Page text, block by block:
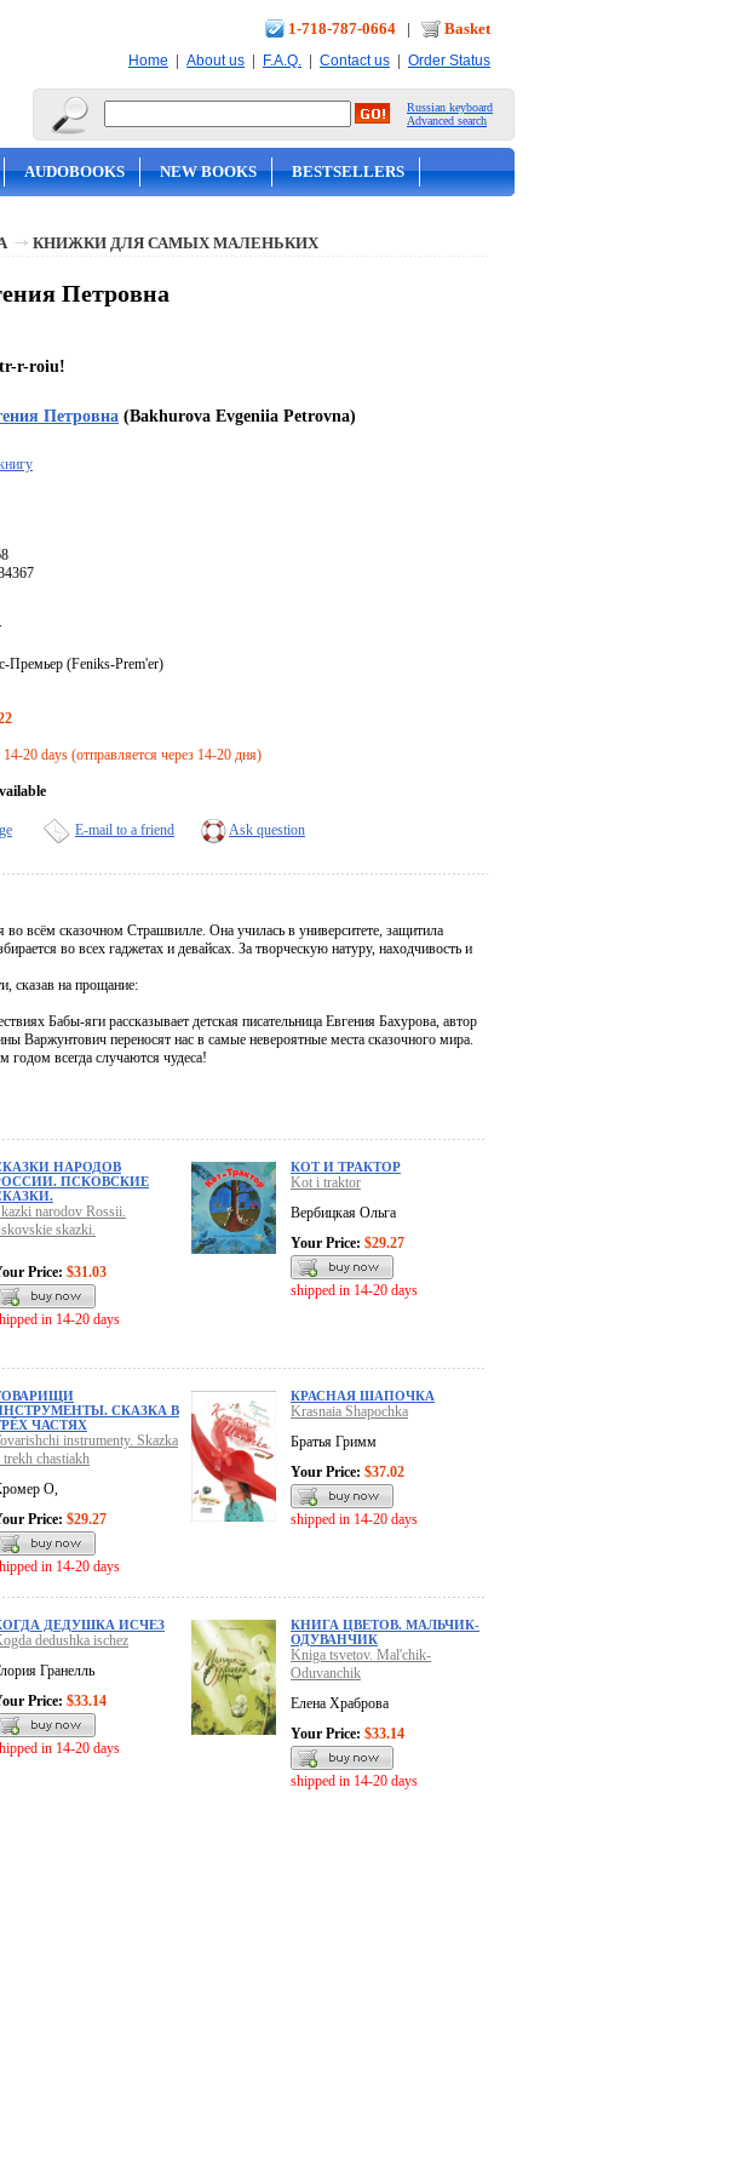
1-718-787-0664 | Basket
Home | About us | F.A.Q. | Contact us | Order Status
Russian keyboard
Advanced search
AUDOBOOKS NEW BOOKS BESTSELLERS
КНИЖКИ ДЛЯ САМЫХ МАЛЕНЬКИХ
Петровна
r-roiu!
Петровна (Bakhurova Evgeniia Petrovna)
Премьер (Feniks-Prem'er)
20 days (отправляется через 14-20 дня)
E-mail to a friend Ask question
всём сказочном Страшвилле. Она училась в университете, защитила
во всех гаджетах и девайсах. За творческую натуру, находчивость и
сказав на прощание:
Бабы-яги рассказывает детская писательница Евгения Бахурова, автор
Варжунтович переносят нас в самые невероятные места сказочного мира.
годом всегда случаются чудеса!
НАРОДОВ
ПСКОВСКИЕ
narodov Rossii.
skazki.
Price: $31.03
in 14-20 days
КОТ И ТРАКТОР
Kot i traktor
Вербицкая Ольга
Your Price: $29.27
shipped in 14-20 days
СКАЗКА В
ЧАСТЯХ
instrumenty. Skazka
trekh chastiakh
О,
Price: $29.27
in 14-20 days
КРАСНАЯ ШАПОЧКА
Krasnaia Shapochka
Братья Гримм
Your Price: $37.02
shipped in 14-20 days
ДЕДУШКА ИСЧЕЗ
dedushka ischez
Гранелль
Price: $33.14
in 14-20 days
КНИГА ЦВЕТОВ. МАЛЬЧИК-
ОДУВАНЧИК
Kniga tsvetov. Mal'chik-
Oduvanchik
Елена Храброва
Your Price: $33.14
shipped in 14-20 days